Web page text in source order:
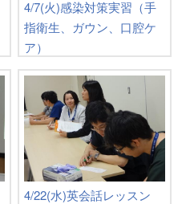
4/7(火)感染対策実習（手
指衛生、ガウン、口腔ケ
ア）
4/22(水)英会話レッスン